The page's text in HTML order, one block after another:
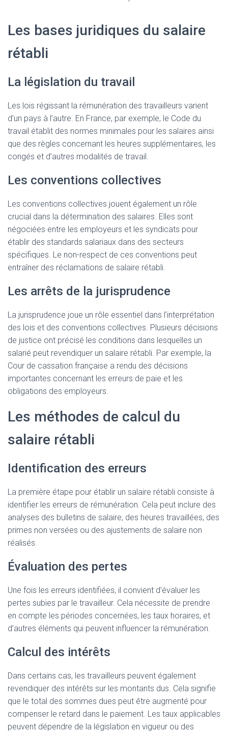
Les bases juridiques du salaire
rétabli
La législation du travail
Les lois régissant la rémunération des travailleurs varient
d’un pays à l’autre. En France, par exemple, le Code du
travail établit des normes minimales pour les salaires ainsi
que des règles concernant les heures supplémentaires, les
congés et d’autres modalités de travail.
Les conventions collectives
Les conventions collectives jouent également un rôle
crucial dans la détermination des salaires. Elles sont
négociées entre les employeurs et les syndicats pour
établir des standards salariaux dans des secteurs
spécifiques. Le non-respect de ces conventions peut
entraîner des réclamations de salaire rétabli.
Les arrêts de la jurisprudence
La jurisprudence joue un rôle essentiel dans l’interprétation
des lois et des conventions collectives. Plusieurs décisions
de justice ont précisé les conditions dans lesquelles un
salarié peut revendiquer un salaire rétabli. Par exemple, la
Cour de cassation française a rendu des décisions
importantes concernant les erreurs de paie et les
obligations des employeurs.
Les méthodes de calcul du
salaire rétabli
Identification des erreurs
La première étape pour établir un salaire rétabli consiste à
identifier les erreurs de rémunération. Cela peut inclure des
analyses des bulletins de salaire, des heures travaillées, des
primes non versées ou des ajustements de salaire non
réalisés.
Évaluation des pertes
Une fois les erreurs identifiées, il convient d’évaluer les
pertes subies par le travailleur. Cela nécessite de prendre
en compte les périodes concernées, les taux horaires, et
d’autres éléments qui peuvent influencer la rémunération.
Calcul des intérêts
Dans certains cas, les travailleurs peuvent également
revendiquer des intérêts sur les montants dus. Cela signifie
que le total des sommes dues peut être augmenté pour
compenser le retard dans le paiement. Les taux applicables
peuvent dépendre de la législation en vigueur ou des